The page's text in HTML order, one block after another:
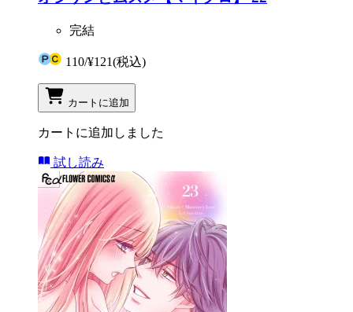
完結
110/¥121(税込)
カートに追加
カートに追加しました
試し読み